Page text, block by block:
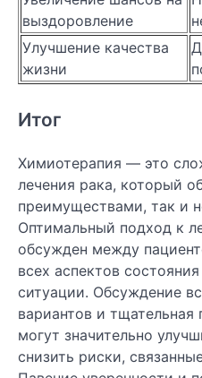
выздоровление
Улучшение качества
жизни
Итог
Химиотерапия — это
лечения рака, который
преимуществами, так и
Оптимальный подход к
обсужден между
всех аспектов
ситуации. Обсуждение
вариантов и тщательная
могут значительно
снизить риски,